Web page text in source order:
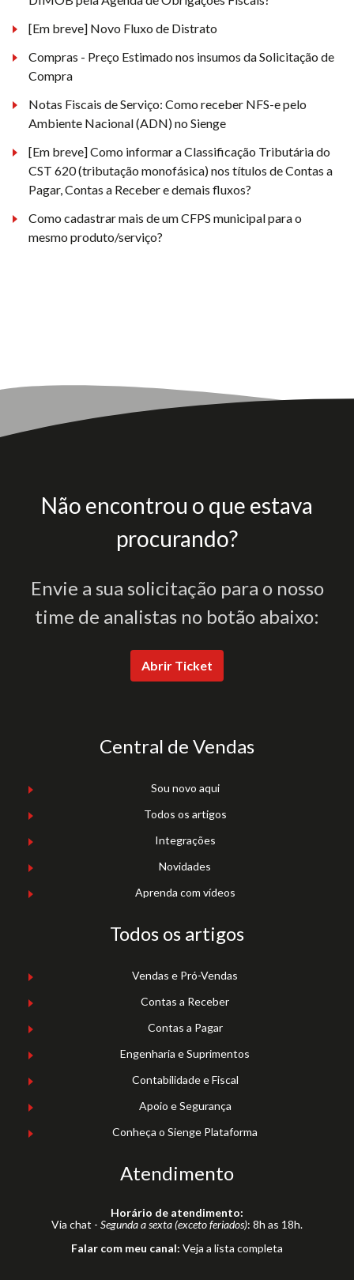
[Em breve] Novo Fluxo de Distrato
Compras - Preço Estimado nos insumos da Solicitação de
Compra
Notas Fiscais de Serviço: Como receber NFS-e pelo
Ambiente Nacional (ADN) no Sienge
[Em breve] Como informar a Classificação Tributária do
CST 620 (tributação monofásica) nos títulos de Contas a
Pagar, Contas a Receber e demais fluxos?
Como cadastrar mais de um CFPS municipal para o
mesmo produto/serviço?
Não encontrou o que estava
procurando?
Envie a sua solicitação para o nosso
time de analistas no botão abaixo:
Abrir Ticket
Central de Vendas
Sou novo aqui
Todos os artigos
Integrações
Novidades
Aprenda com vídeos
Todos os artigos
Vendas e Pró-Vendas
Contas a Receber
Contas a Pagar
Engenharia e Suprimentos
Contabilidade e Fiscal
Apoio e Segurança
Conheça o Sienge Plataforma
Atendimento
Horário de atendimento:
Via chat - Segunda a sexta (exceto feriados): 8h as 18h.
Falar com meu canal: Veja a lista completa